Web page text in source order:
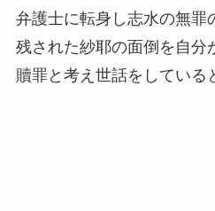
弁護士に転身し志水の無罪
残された紗耶の面倒を自分
贖罪と考え世話をしている